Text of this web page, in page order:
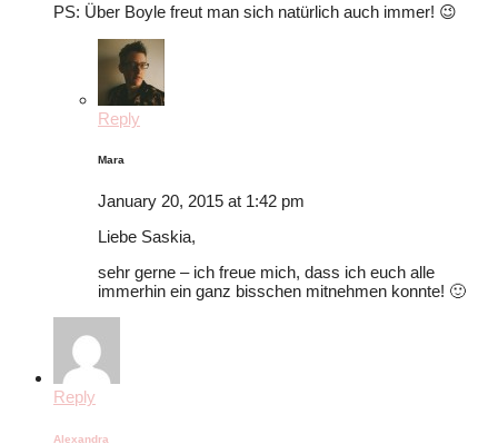
PS: Über Boyle freut man sich natürlich auch immer! 😉
Reply
Mara
January 20, 2015 at 1:42 pm
Liebe Saskia,
sehr gerne – ich freue mich, dass ich euch alle
immerhin ein ganz bisschen mitnehmen konnte! 🙂
Reply
Alexandra